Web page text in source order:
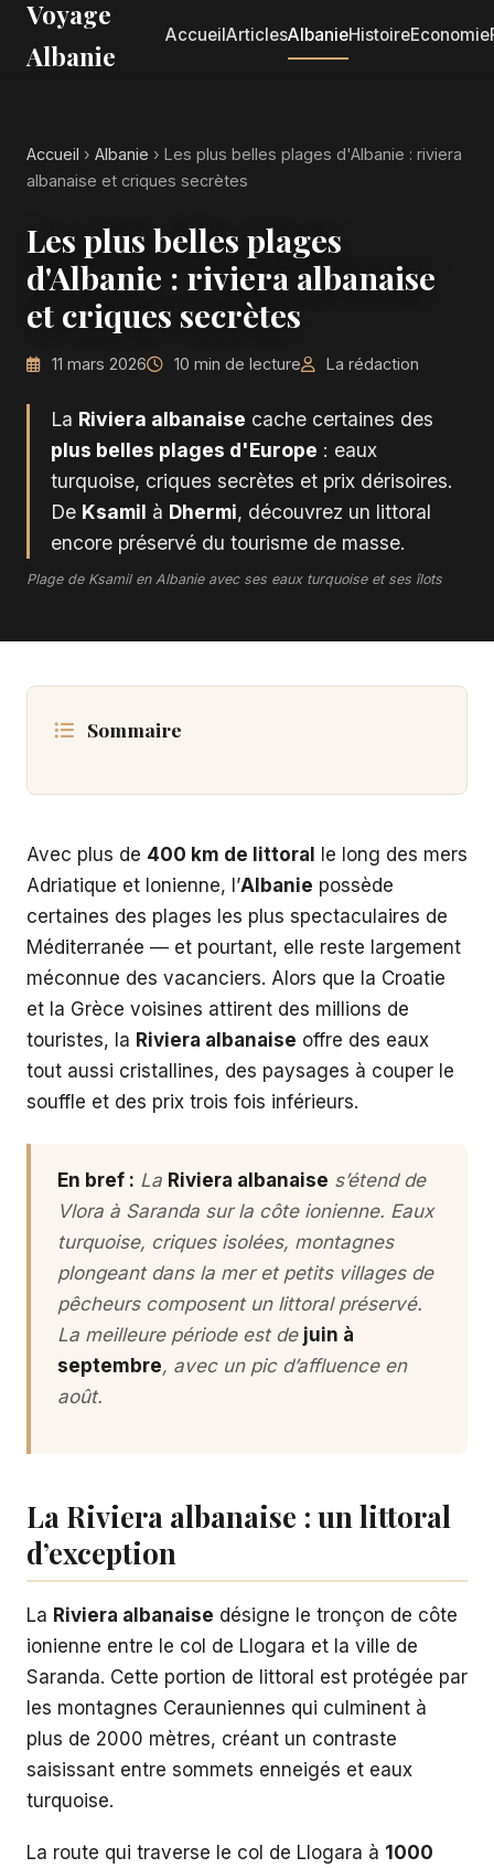
Voyage
Albanie
AccueilArticlesAlbanieHistoireEconomie
Accueil › Albanie › Les plus belles plages d'Albanie : riviera
albanaise et criques secrètes
Les plus belles plages
d'Albanie : riviera albanaise
et criques secrètes
11 mars 2026 10 min de lecture La rédaction
La Riviera albanaise cache certaines des
plus belles plages d'Europe : eaux
turquoise, criques secrètes et prix dérisoires.
De Ksamil à Dhermi, découvrez un littoral
encore préservé du tourisme de masse.
Plage de Ksamil en Albanie avec ses eaux turquoise et ses îlots
Sommaire
Avec plus de 400 km de littoral le long des mers
Adriatique et Ionienne, l’Albanie possède
certaines des plages les plus spectaculaires de
Méditerranée — et pourtant, elle reste largement
méconnue des vacanciers. Alors que la Croatie
et la Grèce voisines attirent des millions de
touristes, la Riviera albanaise offre des eaux
tout aussi cristallines, des paysages à couper le
souffle et des prix trois fois inférieurs.
En bref : La Riviera albanaise s’étend de
Vlora à Saranda sur la côte ionienne. Eaux
turquoise, criques isolées, montagnes
plongeant dans la mer et petits villages de
pêcheurs composent un littoral préservé.
La meilleure période est de juin à
septembre, avec un pic d’affluence en
août.
La Riviera albanaise : un littoral
d’exception
La Riviera albanaise désigne le tronçon de côte
ionienne entre le col de Llogara et la ville de
Saranda. Cette portion de littoral est protégée par
les montagnes Cerauniennes qui culminent à
plus de 2000 mètres, créant un contraste
saisissant entre sommets enneigés et eaux
turquoise.
La route qui traverse le col de Llogara à 1000